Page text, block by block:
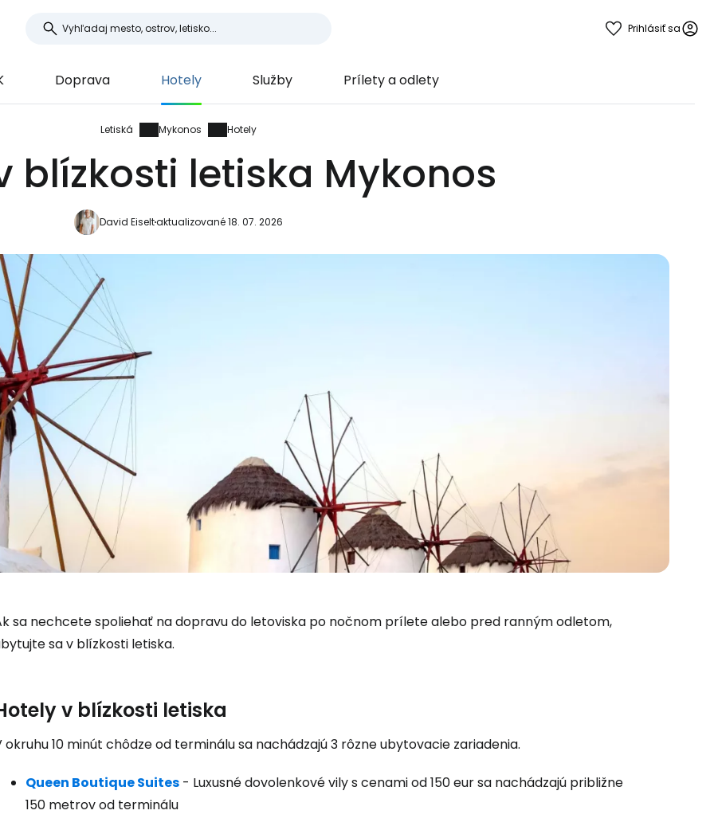
Prihlásiť sa
Doprava Hotely Služby Prílety a odlety
Letiská Mykonos Hotely
blízkosti letiska Mykonos
David Eiseltaktualizované 18. 07. 2026
sa nechcete spoliehať na dopravu do letoviska po nočnom prílete alebo pred ranným odletom,
sa v blízkosti letiska.
v blízkosti letiska
okruhu 10 minút chôdze od terminálu sa nachádzajú 3 rôzne ubytovacie zariadenia.
Queen Boutique Suites - Luxusné dovolenkové vily s cenami od 150 eur sa nachádzajú približne
150 metrov od terminálu
Prihláste sa do služby
Cestee
... celosvetovej komunity cestovateľov